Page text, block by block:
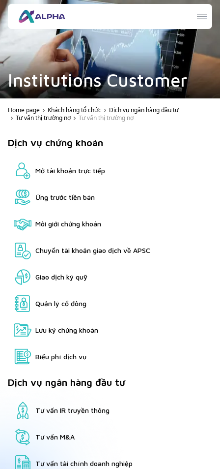
Institutions Customer
Home page Khách hàng tổ chức
Dịch vụ ngân hàng đầu tư
Tư vấn thị trường nợ
Tư vấn thị trường nợ
Dịch vụ chứng khoán
Mở tài khoản trực tiếp
Ứng trước tiền bán
Môi giới chứng khoán
Chuyển tài khoản giao dịch về APSC
Giao dịch ký quỹ
Quản lý cổ đông
Lưu ký chứng khoán
Biểu phí dịch vụ
Dịch vụ ngân hàng đầu tư
Tư vấn IR truyền thông
Tư vấn M&A
Tư vấn tài chính doanh nghiệp